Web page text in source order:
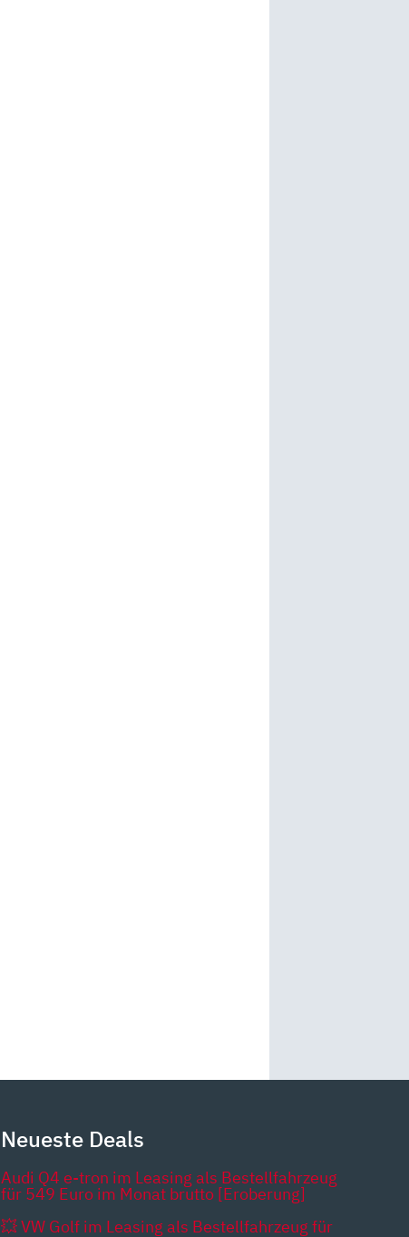
Neueste Deals
Audi Q4 e-tron im Leasing als Bestellfahrzeug
für 549 Euro im Monat brutto [Eroberung]
💥 VW Golf im Leasing als Bestellfahrzeug für